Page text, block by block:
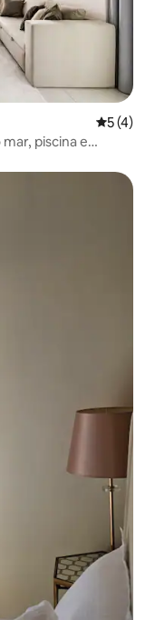
5 de
5 (4)
piscina e